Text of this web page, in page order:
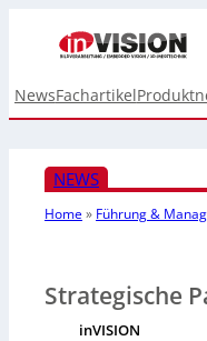
NewsFachartikel
NEWS
Home» Führung &
Strategische
inVISION